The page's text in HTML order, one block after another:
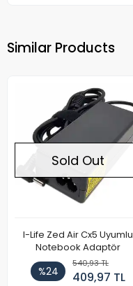
Similar Products
Sold Out
I-Life Zed Air Cx5 Uyumlu
Notebook Adaptör
%24
540,93 TL
409,97 TL